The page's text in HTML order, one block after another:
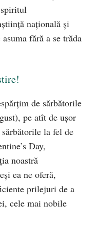
naţională şi
fără a se trăda
de sărbătorile
pe atît de uşor
la fel de
Day,
noastră
ea ne oferă,
prilejuri de a
cele mai nobile